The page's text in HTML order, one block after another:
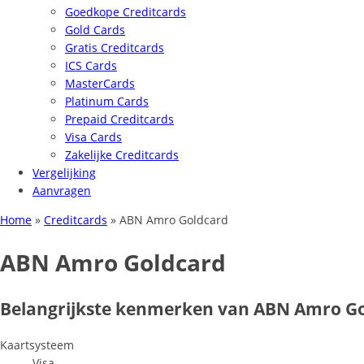
Goedkope Creditcards
Gold Cards
Gratis Creditcards
ICS Cards
MasterCards
Platinum Cards
Prepaid Creditcards
Visa Cards
Zakelijke Creditcards
Vergelijking
Aanvragen
Home » Creditcards » ABN Amro Goldcard
ABN Amro Goldcard
Belangrijkste kenmerken van ABN Amro
Kaartsysteem